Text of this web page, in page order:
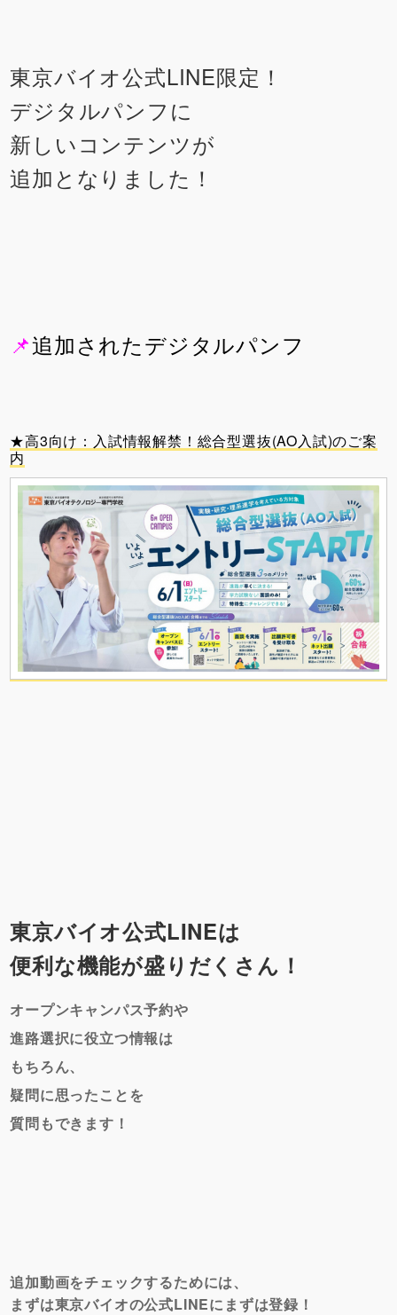
東京バイオ公式LINE限定！
デジタルパンフに
新しいコンテンツが
追加となりました！
📌追加されたデジタルパンフ
★高3向け：入試情報解禁！総合型選抜(AO入試)のご案
内
東京バイオ公式LINEは
便利な機能が盛りだくさん！
オープンキャンパス予約や
進路選択に役立つ情報は
もちろん、
疑問に思ったことを
質問もできます！
追加動画をチェックするためには、
まずは東京バイオの公式LINEにまずは登録！